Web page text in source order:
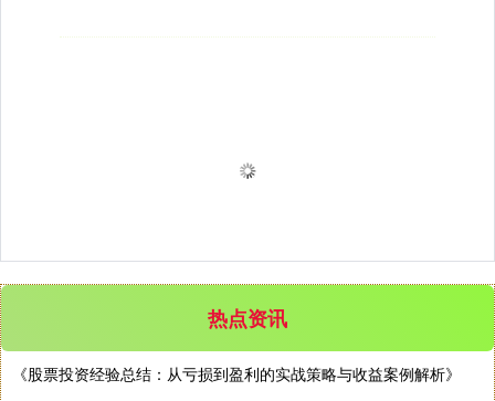
热点资讯
《股票投资经验总结：从亏损到盈利的实战策略与收益案例解析》